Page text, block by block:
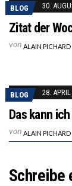
BLOG 30.
Zitat der
von ALAIN PICHARD
BLOG 28.
Das kann
von ALAIN PICHARD
Schreibe